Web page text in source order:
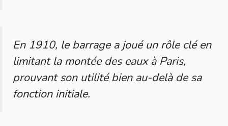
En 1910, le barrage a joué un rôle clé en
limitant la montée des eaux à Paris,
prouvant son utilité bien au-delà de sa
fonction initiale.